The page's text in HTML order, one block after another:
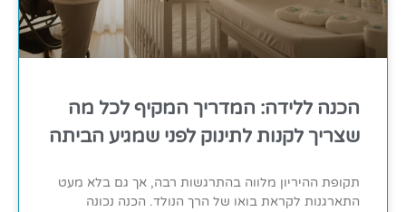
הכנה ללידה: המדריך המקיף לכל מה
שצריך לקנות לתינוק לפני שמגיע הביתה
תקופת ההיריון מלווה בהתרגשות רבה, אך גם בלא מעט
התארגנות לקראת בואו של הרך הנולד. הכנה נכונה